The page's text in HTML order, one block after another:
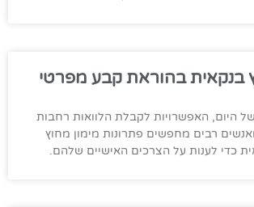
בנקאית בהוראת קבע מפרטי
היום, האפשרויות לקבלת הלוואות רחבות
רבים מחפשים פתרונות מימון מחוץ
כדי לענות על הצרכים האישיים שלהם.